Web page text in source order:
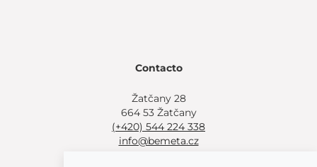
Contacto
Žatčany 28
664 53 Žatčany
(+420) 544 224 338
info@bemeta.cz